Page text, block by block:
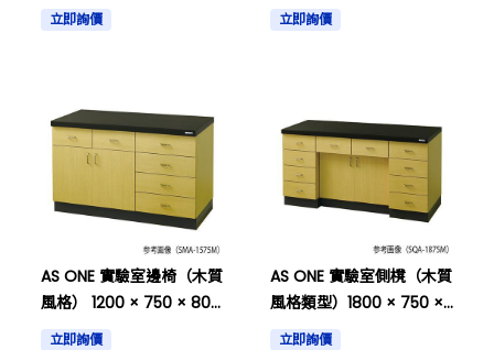
毫米及其他
立即詢價
800mm和其他
立即詢價
AS ONE 實驗室邊椅（木質
風格） 1200 × 750 × 800
毫米和其他
立即詢價
AS ONE 實驗室側櫈（木質
風格類型）1800 × 750 ×
800mm及其他
立即詢價